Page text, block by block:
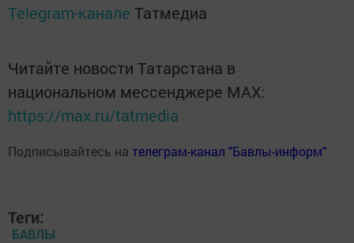
Telegram-канале Татмедиа
Читайте новости Татарстана в
национальном мессенджере MАХ:
https://max.ru/tatmedia
Подписывайтесь на телеграм-канал "Бавлы-информ"
Теги:
БАВЛЫ